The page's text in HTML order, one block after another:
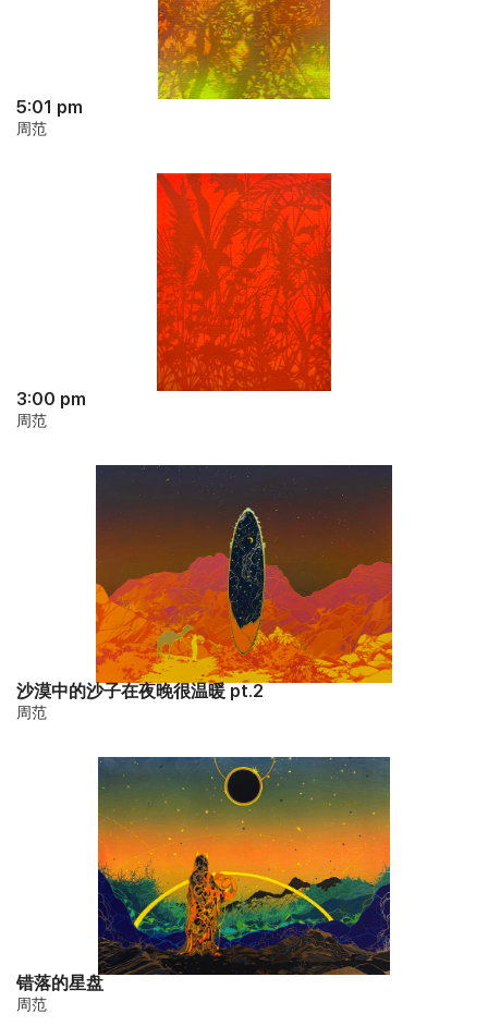
5:01 pm
周范
3:00 pm
周范
沙漠中的沙子在夜晚很温暖 pt.2
周范
错落的星盘
周范